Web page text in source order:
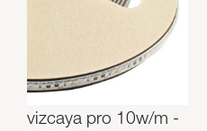
vizcaya pro 10w/m -